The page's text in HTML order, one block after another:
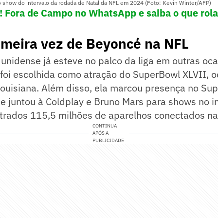
show do intervalo da rodada de Natal da NFL em 2024 (Foto: Kevin Winter/AFP)
Fora de Campo no WhatsApp e saiba o que
vez de Beyoncé na NFL
já esteve no palco da liga em outras
escolhida como atração do SuperBowl XLVII,
Além disso, ela marcou presença no
juntou à Coldplay e Bruno Mars para shows no
115,5 milhões de aparelhos conectados
CONTINUA
APÓS A
PUBLICIDADE